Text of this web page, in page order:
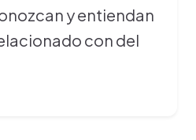
y entiendan
con del